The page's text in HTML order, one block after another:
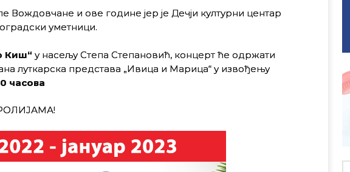
и ове године јер је Дечји културни центар
уметници.
Киш“ у насељу Степа Степановић, концерт ће одржати
луткарска представа „Ивица и Марица“ у извођењу
часова